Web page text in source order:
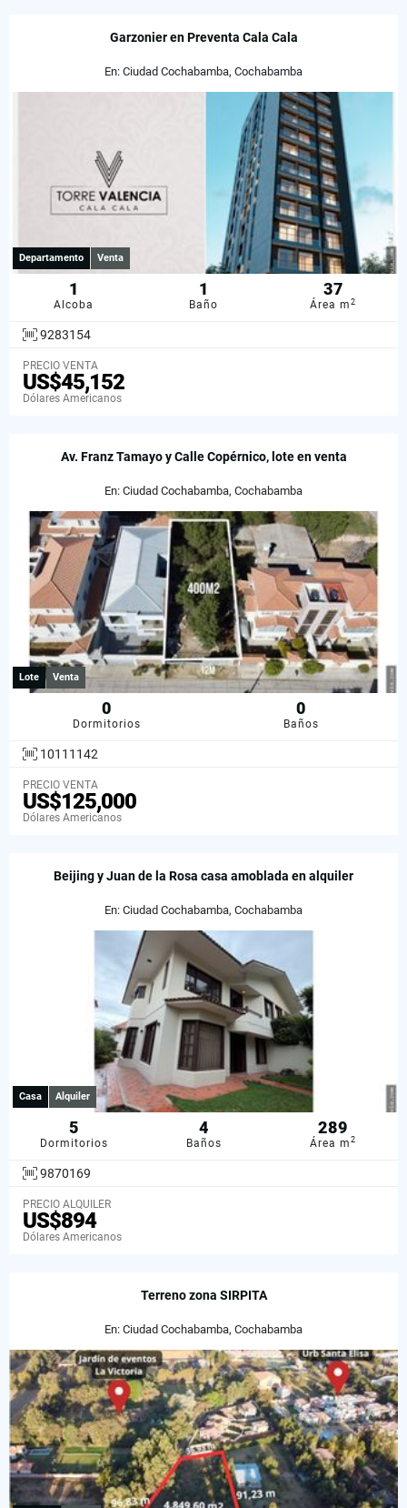
Garzonier en Preventa Cala Cala
En: Ciudad Cochabamba, Cochabamba
Departamento Venta
1
Alcoba
1
Baño
37
Área m2
9283154
PRECIO VENTA
US$45,152
Dólares Americanos
Av. Franz Tamayo y Calle Copérnico, lote en venta
En: Ciudad Cochabamba, Cochabamba
Lote Venta
0
Dormitorios
0
Baños
10111142
PRECIO VENTA
US$125,000
Dólares Americanos
Beijing y Juan de la Rosa casa amoblada en alquiler
En: Ciudad Cochabamba, Cochabamba
Casa Alquiler
5
Dormitorios
4
Baños
289
Área m2
9870169
PRECIO ALQUILER
US$894
Dólares Americanos
Terreno zona SIRPITA
En: Ciudad Cochabamba, Cochabamba